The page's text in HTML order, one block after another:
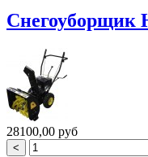
Снегоуборщик
28100,00 руб